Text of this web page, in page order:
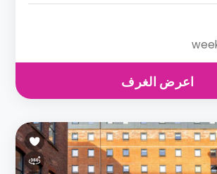
اعرض الغرف